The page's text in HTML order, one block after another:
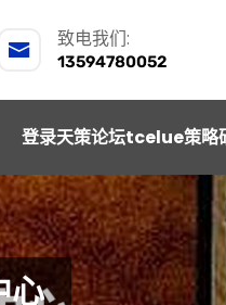
致电我们:
13594780052
登录天策论坛tcelue策略
心